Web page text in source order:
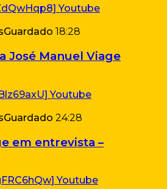
Guardado 18:28
José Manuel Viage
Guardado 24:28
em entrevista –